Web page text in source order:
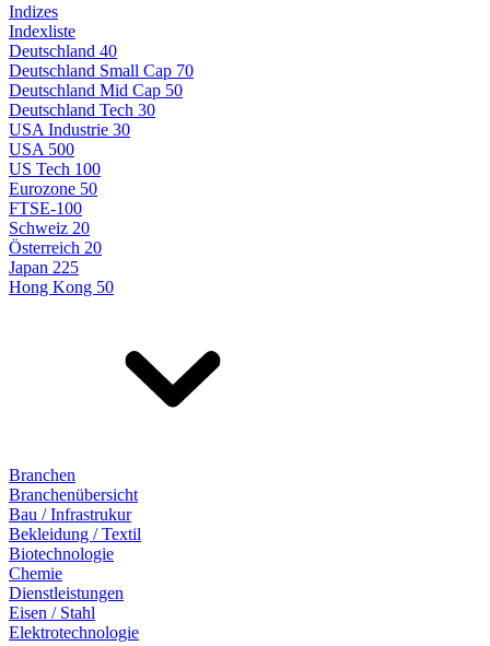
Indizes
Indexliste
Deutschland 40
Deutschland Small Cap 70
Deutschland Mid Cap 50
Deutschland Tech 30
USA Industrie 30
USA 500
US Tech 100
Eurozone 50
FTSE-100
Schweiz 20
Österreich 20
Japan 225
Hong Kong 50
Branchen
Branchenübersicht
Bau / Infrastrukur
Bekleidung / Textil
Biotechnologie
Chemie
Dienstleistungen
Eisen / Stahl
Elektrotechnologie